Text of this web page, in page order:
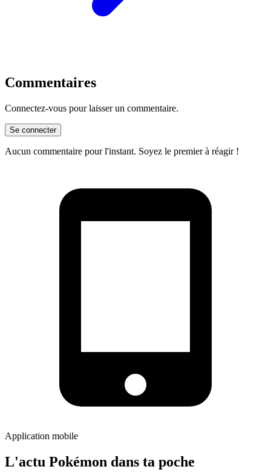
Commentaires
Connectez-vous pour laisser un commentaire.
Se connecter
Aucun commentaire pour l'instant. Soyez le premier à réagir !
Application mobile
L'actu Pokémon dans ta poche